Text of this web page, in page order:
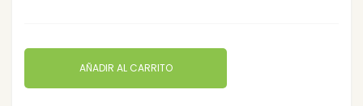
AÑADIR AL CARRITO